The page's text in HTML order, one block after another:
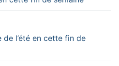
l’été en cette fin de